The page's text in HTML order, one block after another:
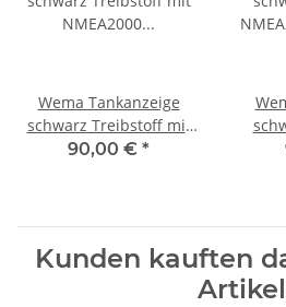
Wema Tankanzeige
schwarz Treibstoff mit
NMEA2000 Anschluss
90,00 € *
Kunden kauften